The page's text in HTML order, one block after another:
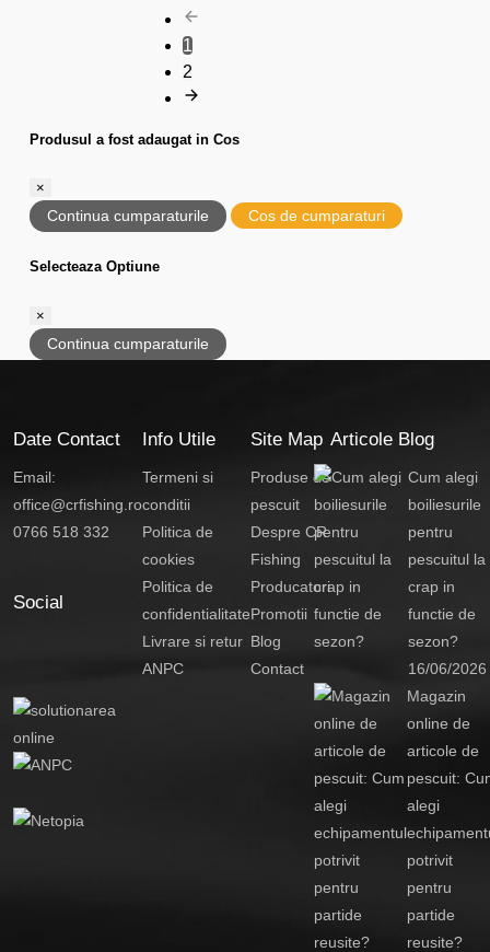
1
2
Produsul a fost adaugat in Cos
×
Continua cumparaturile Cos de cumparaturi
Selecteaza Optiune
×
Continua cumparaturile
Date Contact
Email:
office@crfishing.ro
0766 518 332
Social
Info Utile
Termeni si
conditii
Politica de
cookies
Politica de
confidentialitate
Livrare si retur
ANPC
Site Map
Produse de
pescuit
Despre CR
Fishing
Producatori
Promotii
Blog
Contact
Articole Blog
Cum alegi
boiliesurile
pentru
pescuitul la
crap in
functie de
sezon?
16/06/2026
Magazin
online de
articole de
pescuit:
alegi
potrivit
pentru
partide
reusite?